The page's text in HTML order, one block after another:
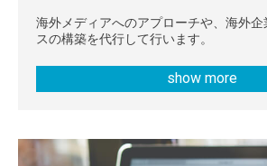
海外メディアへのアプローチや、海外
スの構築を代行して行います。
show more